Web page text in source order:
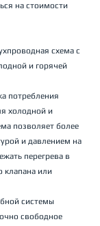
на стоимости
схема с
и горячей
потребления
холодной и
позволяет более
и давлением на
перегрева в
клапана или
системы
свободное